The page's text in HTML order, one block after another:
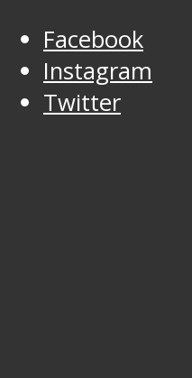
Facebook
Instagram
Twitter